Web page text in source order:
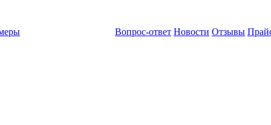
Вопрос-ответ Новости Отзывы